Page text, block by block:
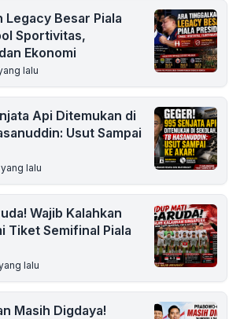
Legacy Besar Piala
Sportivitas,
Ekonomi
lalu
Api Ditemukan di
Usut Sampai
lalu
Wajib Kalahkan
Tiket Semifinal Piala
lalu
Masih Digdaya!